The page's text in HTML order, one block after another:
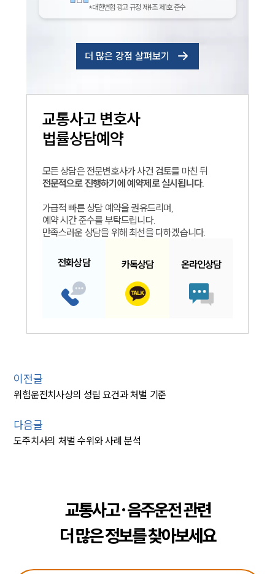
*대한변협 광고 규정 제4조 제1호 준수
더 많은 강점 살펴보기
교통사고변호사
법률상담예약
모든 상담은 전문변호사가 사건 검토를 마친 뒤
전문적으로 진행하기에 예약제로 실시됩니다.
가급적 빠른 상담 예약을 권유드리며,
예약 시간 준수를 부탁드립니다.
만족스러운 상담을 위해 최선을 다하겠습니다.
전화상담 카톡상담 온라인상담
이전글
위험운전치사상의 성립 요건과 처벌 기준
다음글
도주치사의 처벌 수위와 사례 분석
교통사고·음주운전 관련
더 많은 정보를 찾아보세요